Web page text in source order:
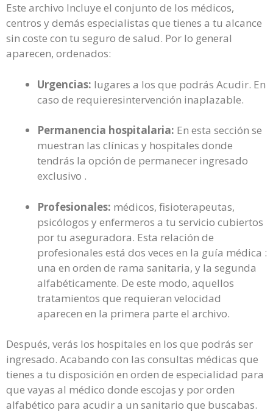
Este archivo Incluye el conjunto de los médicos,
centros y demás especialistas que tienes a tu alcance
sin coste con tu seguro de salud. Por lo general
aparecen, ordenados:
Urgencias: lugares a los que podrás Acudir. En
caso de requieresintervención inaplazable.
Permanencia hospitalaria: En esta sección se
muestran las clínicas y hospitales donde
tendrás la opción de permanecer ingresado
exclusivo .
Profesionales: médicos, fisioterapeutas,
psicólogos y enfermeros a tu servicio cubiertos
por tu aseguradora. Esta relación de
profesionales está dos veces en la guía médica :
una en orden de rama sanitaria, y la segunda
alfabéticamente. De este modo, aquellos
tratamientos que requieran velocidad
aparecen en la primera parte el archivo.
Después, verás los hospitales en los que podrás ser
ingresado. Acabando con las consultas médicas que
tienes a tu disposición en orden de especialidad para
que vayas al médico donde escojas y por orden
alfabético para acudir a un sanitario que buscabas.